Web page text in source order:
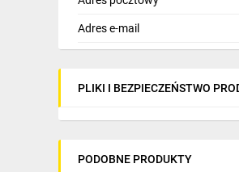
Adres e-mail
PLIKI I BEZPIECZEŃSTWO
PODOBNE PRODUKTY